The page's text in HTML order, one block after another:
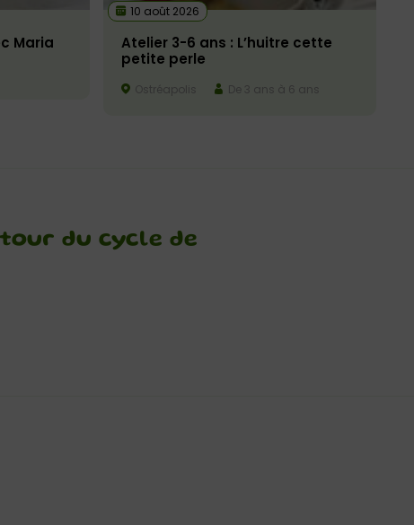
Maria
10 août 2026
Atelier 3-6 ans : L’huitre cette
petite perle
Ostréapolis De 3 ans à 6 ans
du cycle de